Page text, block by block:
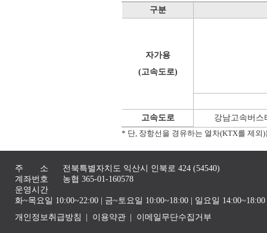
구분
자가용
(고속도로)
고속도로
강남고속버스
* 단, 장항선을 경유하는 열차(KTX를 제외
주 소
전북특별자치도 익산시 인북로 424 (54540)
계좌번호
농협 365-01-160578
운영시간
화~목요일 10:00~22:00 | 금~토요일 10:00~18:00 | 일요일
개인정보취급방침
이용약관 이메일무단수집거부